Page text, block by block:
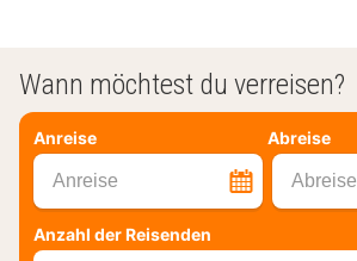
Wann möchtest du verreisen?
Anreise Abreise
Anreise Abreise
Anzahl der Reisenden